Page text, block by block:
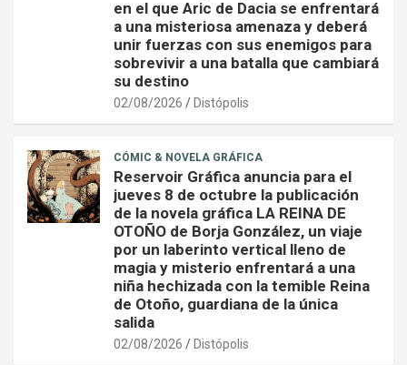
en el que Aric de Dacia se enfrentará
a una misteriosa amenaza y deberá
unir fuerzas con sus enemigos para
sobrevivir a una batalla que cambiará
su destino
02/08/2026 Distópolis
CÓMIC & NOVELA GRÁFICA
Reservoir Gráfica anuncia para el
jueves 8 de octubre la publicación
de la novela gráfica LA REINA DE
OTOÑO de Borja González, un viaje
por un laberinto vertical lleno de
magia y misterio enfrentará a una
niña hechizada con la temible Reina
de Otoño, guardiana de la única
salida
02/08/2026 Distópolis